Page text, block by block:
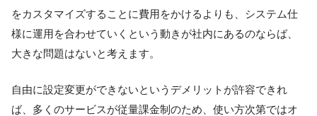
をカスタマイズすることに費用をかけるよりも、システム仕
様に運用を合わせていくという動きが社内にあるのならば、
大きな問題はないと考えます。
自由に設定変更ができないというデメリットが許容できれ
ば、多くのサービスが従量課金制のため、使い方次第ではオ